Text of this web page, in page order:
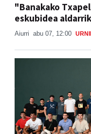
"Banakako
eskubidea
Aiurri abu 07, 12:00